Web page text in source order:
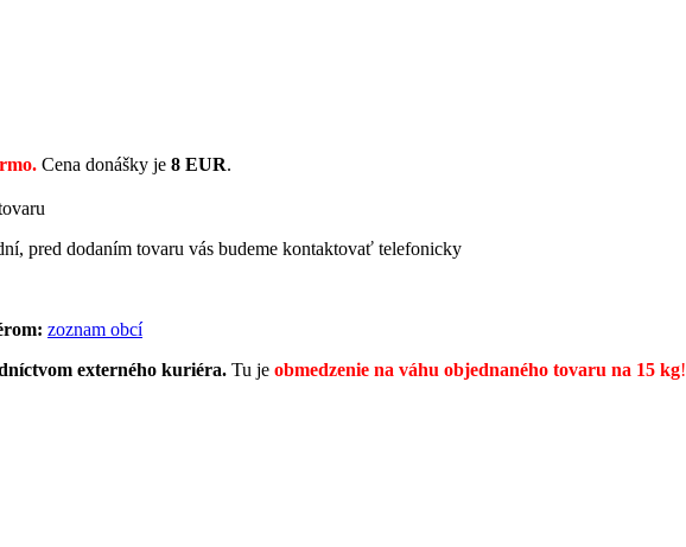
Cena donášky je 8 EUR.
pred dodaním tovaru vás budeme kontaktovať telefonicky
zoznam obcí
externého kuriéra. Tu je obmedzenie na váhu objednaného tovaru na 15 kg!